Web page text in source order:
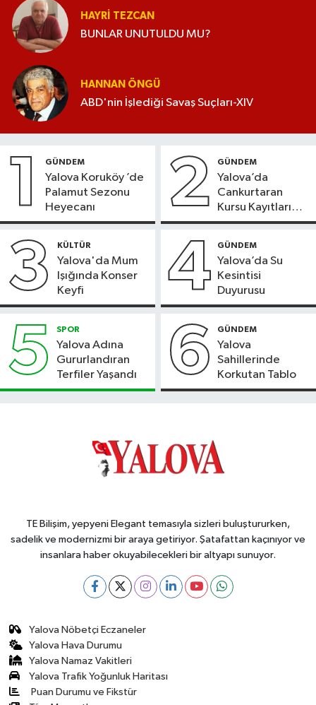
HAYRI TEZCAN
BUNLAR UNUTULDU MU?
HANNAN ÖNGÜ
ABD'nin İşlediği Savaş Suçları-XIV
1 GÜNDEM
Yalova Koruköy ’de
Palamut Sezonu
Heyecanı
2 GÜNDEM
Yalova’da
Cankurtaran
Kursu Kayıtları
Başladı
3 KÜLTÜR
Yalova'da Mum
Işığında Konser
Keyfi
4 GÜNDEM
Yalova’da Su
Kesintisi
Duyurusu
5 SPOR
Yalova Adına
Gururlandıran
Terfiler Yaşandı
6 GÜNDEM
Yalova
Sahillerinde
Korkutan Tablo
TE Bilişim, yepyeni Elegant temasıyla sizleri buluştururken,
sadelik ve modernizmi bir araya getiriyor. Şatafattan kaçınıyor ve
insanlara haber okuyabilecekleri bir altyapı sunuyor.
Yalova Nöbetçi Eczaneler
Yalova Hava Durumu
Yalova Namaz Vakitleri
Yalova Trafik Yoğunluk Haritası
Puan Durumu ve Fikstür